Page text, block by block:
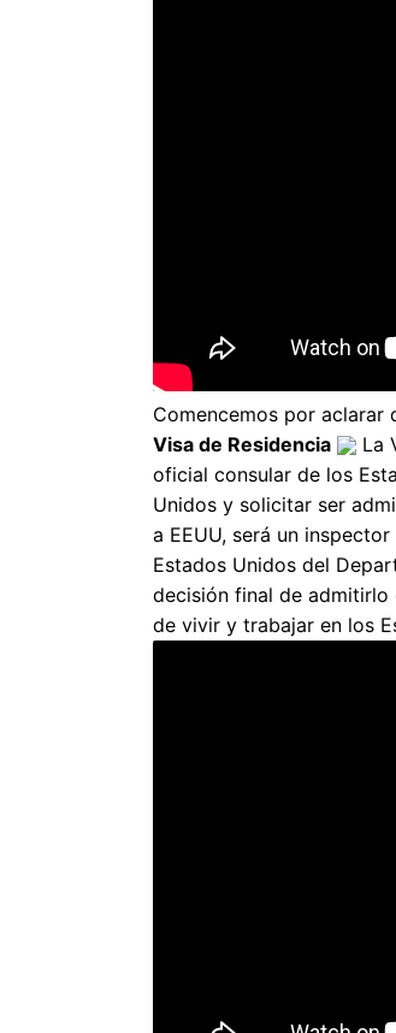
Comencemos por aclarar
Visa de Residencia
La
oficial consular de los
Unidos y solicitar ser
a EEUU, será un
Estados Unidos del
decisión final de admitirlo
de vivir y trabajar en los